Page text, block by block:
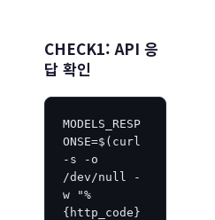
CHECK1: API 응
답 확인
MODELS_RESP
ONSE=$(curl
-s -o
/dev/null -
w "%
{http_code}